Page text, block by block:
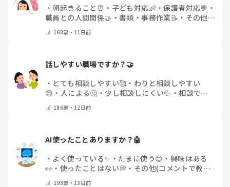
・朝起きること⏰ ・ 子ども対応👶 ・保護者対応💬 ・
職員との人間関係🤝 ・ 書類・事務作業📝 ・ その他
168票・ 11日前
話しやすい職場ですか？🤝
・ とても相談しやすい🥰 ・ わりと相談しやすい
😊 ・ 人による🤔 ・少し相談しにくい💦 ・相談でき
い)186票・ 12日前
AI使ったことありますか？🤖
・ よく使っている✨ ・ たまに使う😊 ・ 興味はある
👀 ・ 使ったことはない💭 ・ その他(コメントで教え
193票・ 13日前